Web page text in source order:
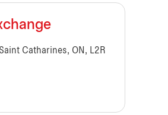
Catharines, ON, L2R